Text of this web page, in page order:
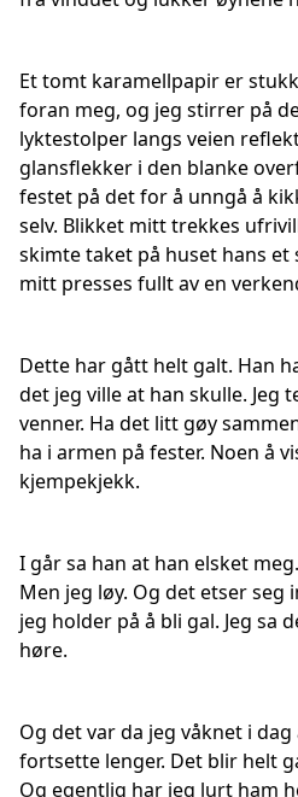
Et tomt karamellpapir er
foran meg, og jeg stirrer på
lyktestolper langs veien
glansflekker i den blanke
festet på det for å unngå å
selv. Blikket mitt trekkes
skimte taket på huset hans
mitt presses fullt av en
Dette har gått helt galt. Han
det jeg ville at han skulle. Jeg
venner. Ha det litt gøy
ha i armen på fester. Noen å
kjempekjekk.
I går sa han at han elsket
Men jeg løy. Og det etser
jeg holder på å bli gal. Jeg sa
høre.
Og det var da jeg våknet i
fortsette lenger. Det blir helt
Og egentlig har jeg lurt ham